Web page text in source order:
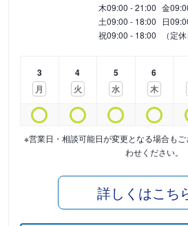
木09:00 - 21:00 金
土09:00 - 18:00 日
祝09:00 - 18:00 （定
3
月
4
火
5
水
6
木
※営業日・相談可能日が変更となる場合も
わせください。
詳しくはこち